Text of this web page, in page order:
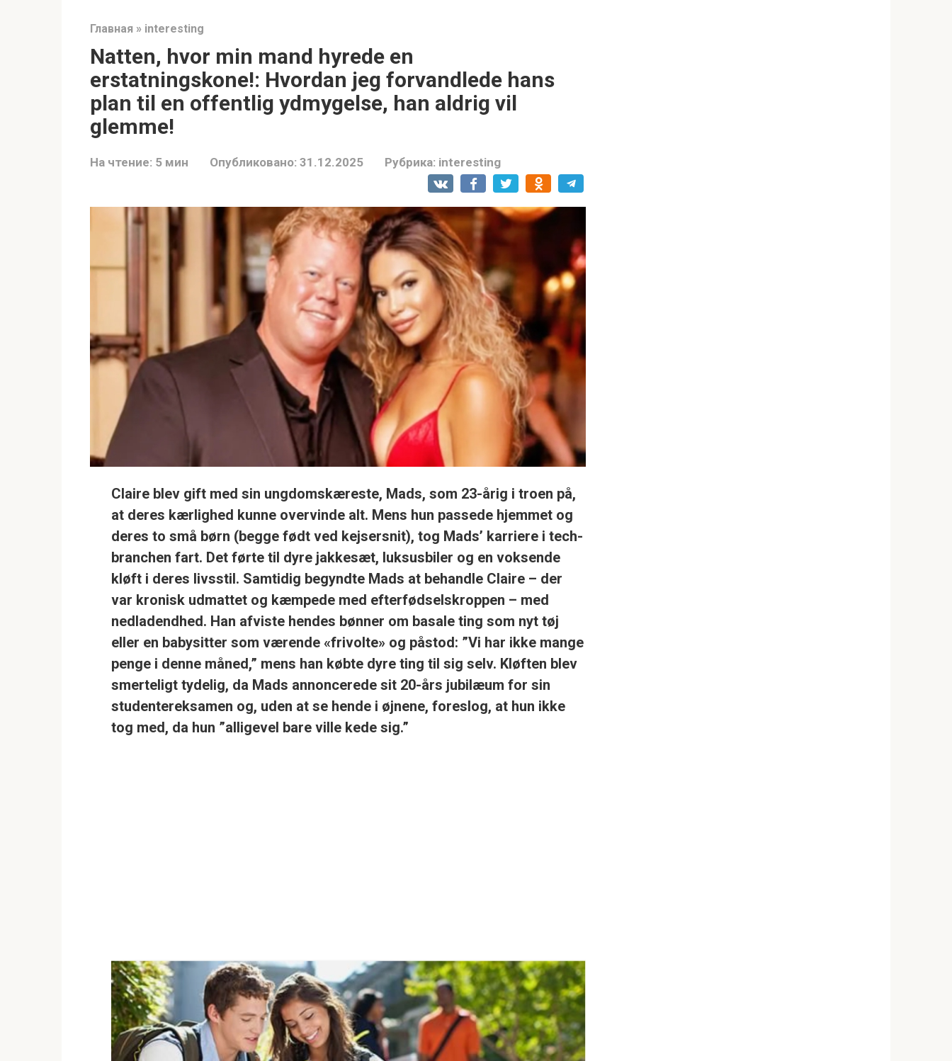
Главная » interesting
Natten, hvor min mand hyrede en
erstatningskone!: Hvordan jeg forvandlede hans
plan til en offentlig ydmygelse, han aldrig vil
glemme!
На чтение: 5 мин Опубликовано: 31.12.2025 Рубрика: interesting
Claire blev gift med sin ungdomskæreste, Mads, som 23-årig i troen på,
at deres kærlighed kunne overvinde alt. Mens hun passede hjemmet og
deres to små børn (begge født ved kejsersnit), tog Mads’ karriere i tech-
branchen fart. Det førte til dyre jakkesæt, luksusbiler og en voksende
kløft i deres livsstil. Samtidig begyndte Mads at behandle Claire – der
var kronisk udmattet og kæmpede med efterfødselskroppen – med
nedladendhed. Han afviste hendes bønner om basale ting som nyt tøj
eller en babysitter som værende «frivolte» og påstod: ”Vi har ikke mange
penge i denne måned,” mens han købte dyre ting til sig selv. Kløften blev
smerteligt tydelig, da Mads annoncerede sit 20-års jubilæum for sin
studentereksamen og, uden at se hende i øjnene, foreslog, at hun ikke
tog med, da hun ”alligevel bare ville kede sig.”